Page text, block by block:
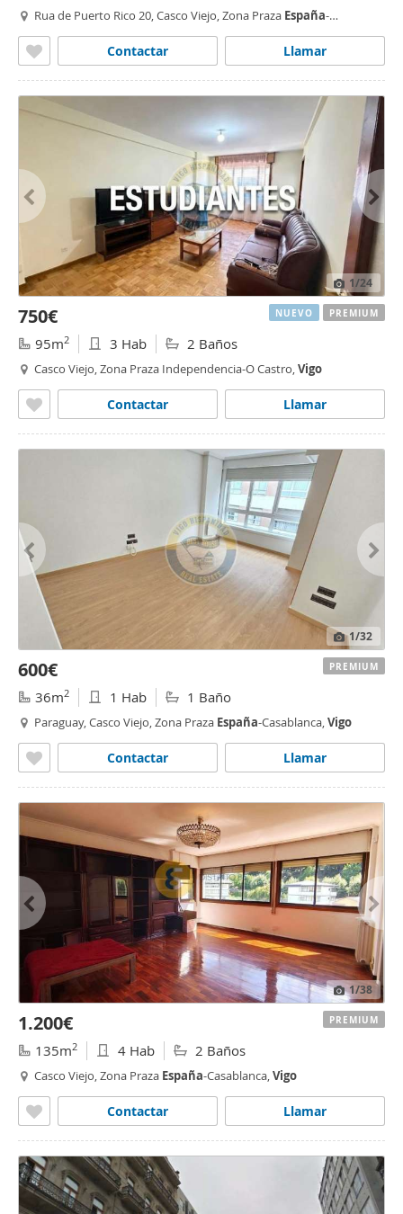
Rua de Puerto Rico 20, Casco Viejo, Zona Praza España-
Llamar
Contactar
1/24
750€
95m2 3 Hab 2 Baños
Casco Viejo, Zona Praza Independencia-O Castro,Vigo
Llamar
Contactar
NUEVO PREMIUM
1/32
600€
36m2 1 Hab 1 Baño
Paraguay, Casco Viejo, Zona Praza España-Casablanca,Vigo
Llamar
Contactar
PREMIUM
1/38
1.200€
135m2 4 Hab 2 Baños
Casco Viejo, Zona Praza España-Casablanca,Vigo
Llamar
Contactar
PREMIUM